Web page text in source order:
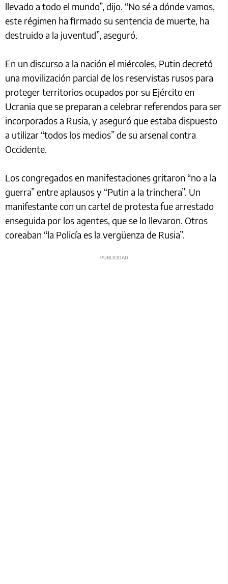
llevado a todo el mundo”, dijo. “No sé a dónde vamos,
este régimen ha firmado su sentencia de muerte, ha
destruido a la juventud”, aseguró.
En un discurso a la nación el miércoles, Putin decretó
una movilización parcial de los reservistas rusos para
proteger territorios ocupados por su Ejército en
Ucrania que se preparan a celebrar referendos para ser
incorporados a Rusia, y aseguró que estaba dispuesto
a utilizar “todos los medios” de su arsenal contra
Occidente.
Los congregados en manifestaciones gritaron “no a la
guerra” entre aplausos y “Putin a la trinchera”. Un
manifestante con un cartel de protesta fue arrestado
enseguida por los agentes, que se lo llevaron. Otros
coreaban “la Policía es la vergüenza de Rusia”.